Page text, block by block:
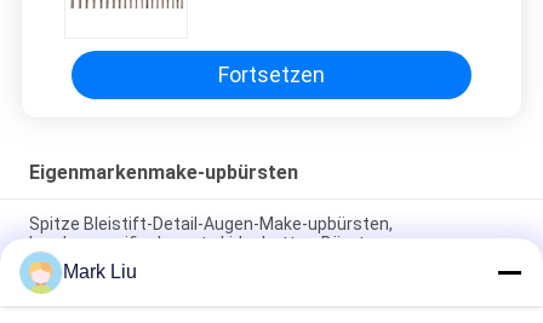
Fortsetzen
Eigenmarkenmake-upbürsten
Spitze Bleistift-Detail-Augen-Make-upbürsten,
kundenspezifische gute Lidschatten-Bürsten
Handgemachtes großes Duo-synthetische Faser-Make-up
bürstet Vielzweck für Grundlage/Kontur
Mark Liu